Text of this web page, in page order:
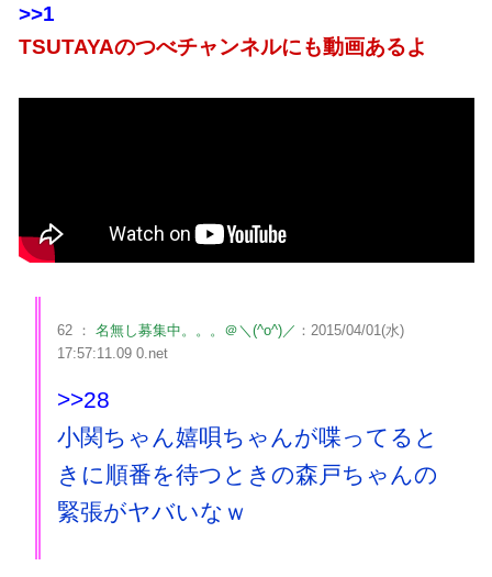
>>1
TSUTAYAのつべチャンネルにも動画あるよ
62 ： 名無し募集中。。。＠＼(^o^)／ ：2015/04/01(水)
17:57:11.09 0.net
>>28
小関ちゃん嬉唄ちゃんが喋ってると
きに順番を待つときの森戸ちゃんの
緊張がヤバいなｗ